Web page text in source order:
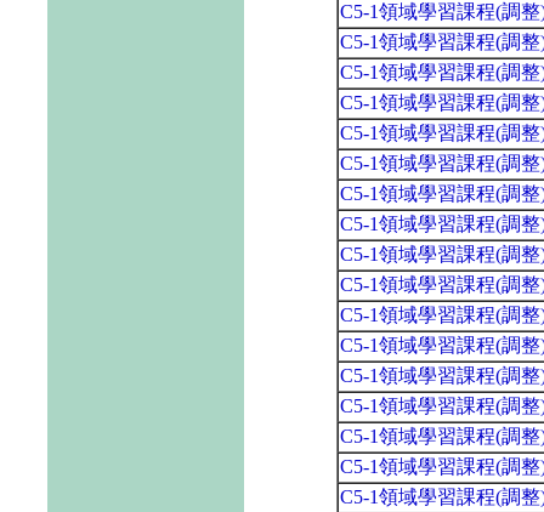
C5-1領域學習課程(調
C5-1領域學習課程(調
C5-1領域學習課程(調
C5-1領域學習課程(調
C5-1領域學習課程(調
C5-1領域學習課程(調
C5-1領域學習課程(調
C5-1領域學習課程(調
C5-1領域學習課程(調
C5-1領域學習課程(調
C5-1領域學習課程(調
C5-1領域學習課程(調
C5-1領域學習課程(調
C5-1領域學習課程(調
C5-1領域學習課程(調
C5-1領域學習課程(調
C5-1領域學習課程(調